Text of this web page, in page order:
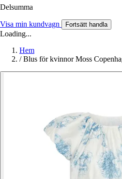
Delsumma
Visa min kundvagn Fortsätt handla
Loading...
Hem
/ Blus för kvinnor Moss